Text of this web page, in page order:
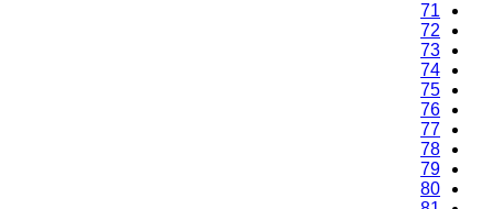
69
70
71
72
73
74
75
76
77
78